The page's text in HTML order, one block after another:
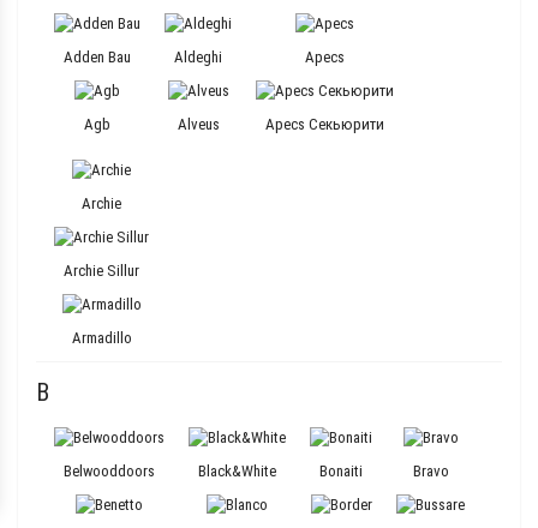
Adden Bau
Agb
Aldeghi
Alveus
Apecs
Apecs Секьюрити
Archie
Archie Sillur
Armadillo
B
Belwooddoors Black&White Bonaiti Bravo